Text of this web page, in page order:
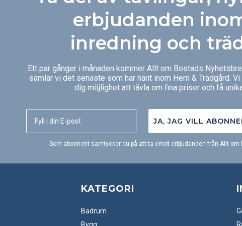
16 kilo med 6mm eller 8mm
pellets. Leverans inom tio dagar.
beror på spånets lagrings- och
torkprocess. Genom lagringen
mörknar spånet samtidigt som
för att få en formstabil och
hållbar pellets.
erbjudanden
inredning och
Ett par gånger i månaden kommer Allt om Bostads
samlar vi det senaste som har hänt inom Hem & Trädgård.
dig möjlighet att tävla om fina priser och få
JA, JAG VILL
Som abonnent samtycker du på att ta emot erbjudanden från Allt
KATEGORI
Badrum